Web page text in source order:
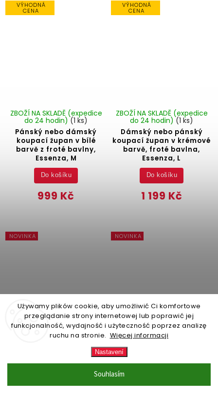
Używamy plików cookie, aby umożliwić Ci komfortowe
przeglądanie strony internetowej lub poprawić jej
funkcjonalność, wydajność i użyteczność poprzez analizę
ruchu na stronie. Więcej informacji
Nastavení
Souhlasím
VÝHODNÁ
CENA
Pánský nebo dámský
koupací župan v bílé
barvě z froté bavlny,
Essenza, M
ZBOŽÍ NA SKLADĚ (expedice
do 24 hodin)(1 ks)
999 Kč
Do košíku
VÝHODNÁ
CENA
Dámský nebo pánský
koupací župan v krémové
barvě, froté bavlna,
Essenza, L
ZBOŽÍ NA SKLADĚ (expedice
do 24 hodin)(1 ks)
1 199 Kč
Do košíku
NOVINKA
Dětský koberec ROUX, 63
ZBOŽÍ NA SKLADĚ (expedice
NOVINKA
Dětský kobereček MOBY,
ZBOŽÍ NA SKLADĚ (expedice